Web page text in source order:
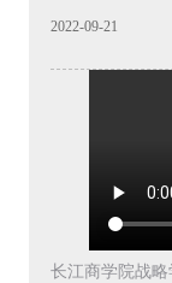
2022-09-21
长江商学院战